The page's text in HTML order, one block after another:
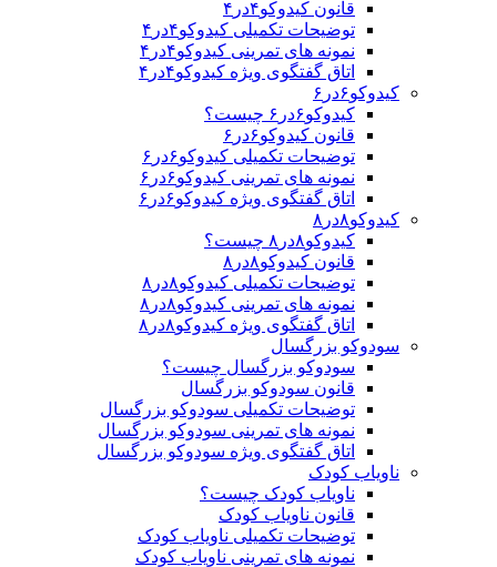
قانون کیدوکو۴در۴
توضیحات تکمیلی کیدوکو۴در۴
نمونه های تمرینی کیدوکو۴در۴
اتاق گفتگوی ویژه کیدوکو۴در۴
کیدوکو۶در۶
کیدوکو۶در۶ چیست؟
قانون کیدوکو۶در۶
توضیحات تکمیلی کیدوکو۶در۶
نمونه های تمرینی کیدوکو۶در۶
اتاق گفتگوی ویژه کیدوکو۶در۶
کیدوکو۸در۸
کیدوکو۸در۸ چیست؟
قانون کیدوکو۸در۸
توضیحات تکمیلی کیدوکو۸در۸
نمونه های تمرینی کیدوکو۸در۸
اتاق گفتگوی ویژه کیدوکو۸در۸
سودوکو بزرگسال
سودوکو بزرگسال چیست؟
قانون سودوکو بزرگسال
توضیحات تکمیلی سودوکو بزرگسال
نمونه های تمرینی سودوکو بزرگسال
اتاق گفتگوی ویژه سودوکو بزرگسال
ناویاب کودک
ناویاب کودک چیست؟
قانون ناویاب کودک
توضیحات تکمیلی ناویاب کودک
نمونه های تمرینی ناویاب کودک